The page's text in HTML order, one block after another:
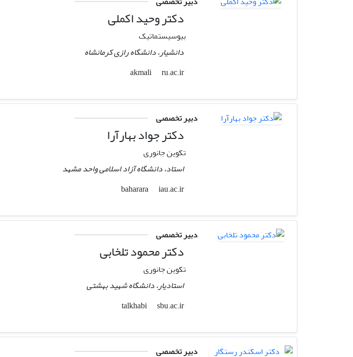
دکتر وحید اکملی
بیوسیستماتیک
دانشیار، دانشگاه رازی کرمانشاه
akmali
ru.ac.ir
دبیر تخصصی
دکتر جواد بهارآرا
تکوین جانوری
استاد، دانشگاه آزاد اسلامی واحد مشهد
baharara
iau.ac.ir
دبیر تخصصی
دکتر محمود تلخابی
تکوین جانوری
استادیار، دانشگاه شهید بهشتی
talkhabi
sbu.ac.ir
دبیر تخصصی